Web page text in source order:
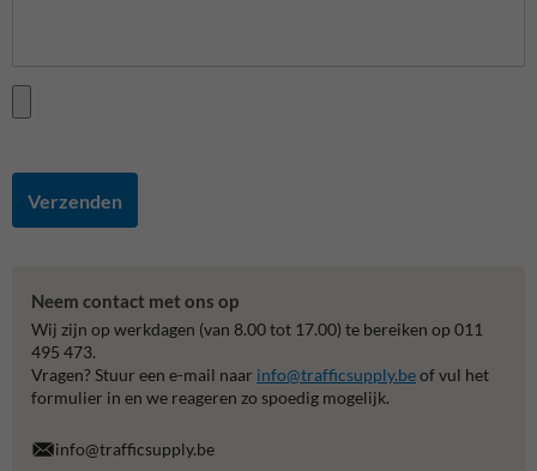
Verzenden
Neem contact met ons op
Wij zijn op werkdagen (van 8.00 tot 17.00) te bereiken op 011
495 473.
Vragen? Stuur een e-mail naar info@trafficsupply.beof vul het
formulier in en we reageren zo spoedig mogelijk.
info@trafficsupply.be